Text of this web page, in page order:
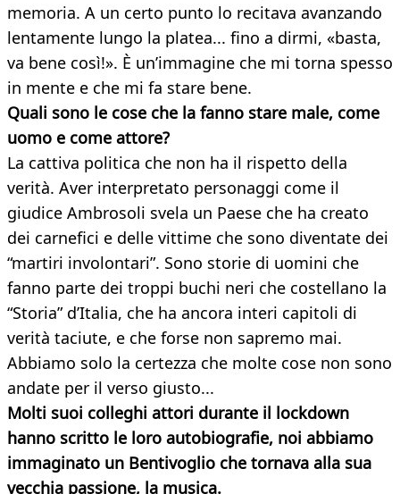
memoria. A un certo punto lo recitava avanzando
lentamente lungo la platea... fino a dirmi, «basta,
va bene così!». È un’immagine che mi torna spesso
in mente e che mi fa stare bene.
Quali sono le cose che la fanno stare male, come
uomo e come attore?
La cattiva politica che non ha il rispetto della
verità. Aver interpretato personaggi come il
giudice Ambrosoli svela un Paese che ha creato
dei carnefici e delle vittime che sono diventate dei
“martiri involontari”. Sono storie di uomini che
fanno parte dei troppi buchi neri che costellano la
“Storia” d’Italia, che ha ancora interi capitoli di
verità taciute, e che forse non sapremo mai.
Abbiamo solo la certezza che molte cose non sono
andate per il verso giusto...
Molti suoi colleghi attori durante il lockdown
hanno scritto le loro autobiografie, noi abbiamo
immaginato un Bentivoglio che tornava alla sua
vecchia passione, la musica.